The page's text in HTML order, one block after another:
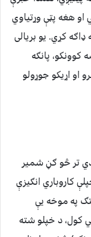
او هغه پټې وړتیاوي
کړي. یو بریالی
کوونکو، پانګه
او اړیکو جوړولو
دي تر څو ګڼ شمیر
کاروباري انګیزې
په موخه يې
کول، د خپلو شته